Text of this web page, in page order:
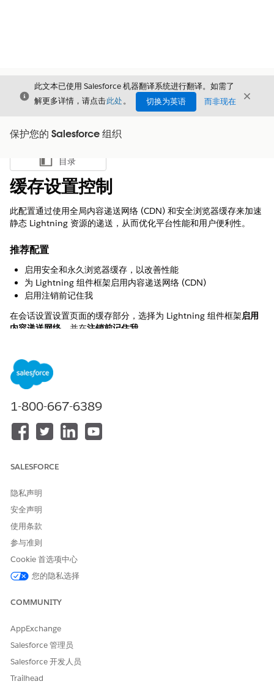
关闭
此文本已使用 Salesforce 机器翻译系统进行翻译。如需了
解更多详情，请点击此处。 切换为英语 而非现在 关闭
保护您的 Salesforce 组织
显示目录
目录
缓存设置控制
此配置通过使用全局内容递送网络 (CDN) 和安全浏览器缓存来加速
静态 Lightning 资源的递送，从而优化平台性能和用户便利性。
推荐配置
启用安全和永久浏览器缓存，以改善性能
为 Lightning 组件框架启用内容递送网络 (CDN)
启用注销前记住我
在会话设置设置页面的缓存部分，选择为 Lightning 组件框架启用
内容递送网络 ，并在注销前记住我
缓存设置
控制概览
此配置通过使用全局内容递送网络 (CDN) 和安全浏览器缓存来加速
静态 Lightning 资源的递送，从而优化平台性能和用户便利性。为
如果不启用这些性能和会话优化，由于延迟和冗余服务器请求增
加，平台响应和用户效率可能会显著降低。此外，缺乏持久缓存和
简化的身份验证会创建一个高摩擦环境，这可能会导致用户疲劳，
并给分布式团队带来潜在的采用挑战。
Lightning 组件数据以不安全的方式存储在浏览器中，从而潜在地
CDN 的原始屏蔽和“注销前记住我”防护栏，组织将更容易受到性能
驱动的中断和通过废弃工作站进行未经授权的访问的影响，因为会
话可能不会像高安全性环境要求的那样严格失效。
估计的 CVSS 得分范围
1-800-667-6389
SALESFORCE
隐私声明
安全声明
使用条款
参与准则
Cookie 首选项中心
您的隐私选择
COMMUNITY
AppExchange
Salesforce 管理员
Salesforce 开发人员
Trailhead